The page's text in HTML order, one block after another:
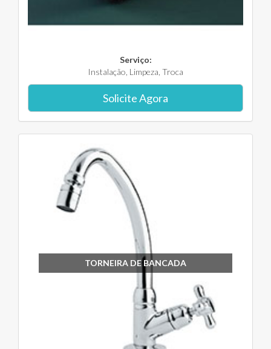
Serviço:
Instalação, Limpeza, Troca
Solicite Agora
TORNEIRA DE BANCADA